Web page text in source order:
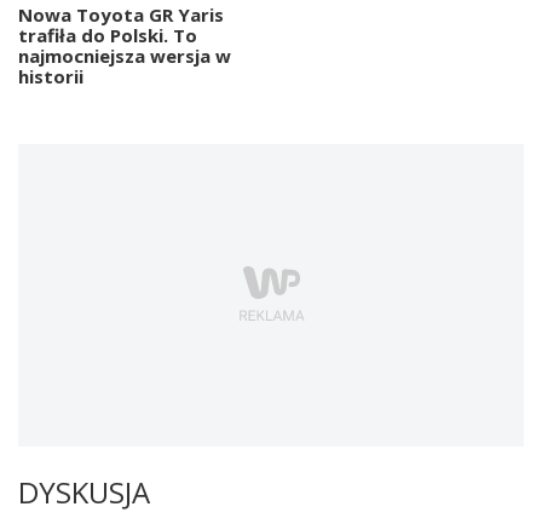
Nowa Toyota GR Yaris
trafiła do Polski. To
najmocniejsza wersja w
historii
DYSKUSJA